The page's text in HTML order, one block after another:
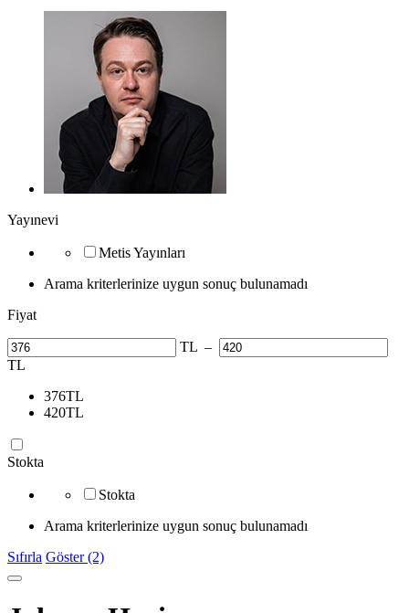
Yayınevi
Metis Yayınları
Arama kriterlerinize uygun sonuç bulunamadı
Fiyat
TL –
TL
376TL
420TL
Stokta
Stokta
Arama kriterlerinize uygun sonuç bulunamadı
Sıfırla Göster (2)